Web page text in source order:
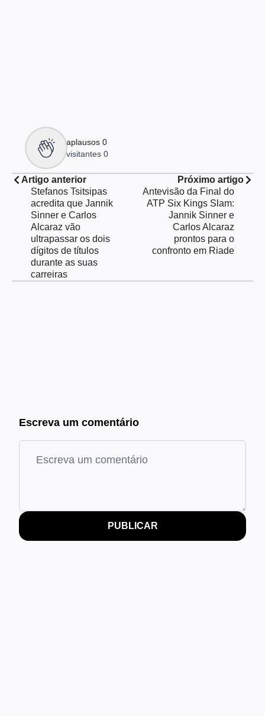
aplausos 0
visitantes 0
Artigo anterior
Stefanos Tsitsipas
acredita que Jannik
Sinner e Carlos
Alcaraz vão
ultrapassar os dois
dígitos de títulos
durante as suas
carreiras
Próximo artigo
Antevisão da Final do
ATP Six Kings Slam:
Jannik Sinner e
Carlos Alcaraz
prontos para o
confronto em Riade
Escreva um comentário
PUBLICAR